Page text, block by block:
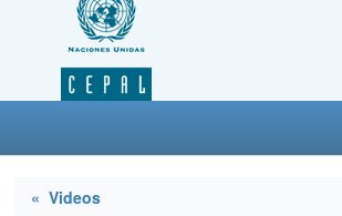
« Videos